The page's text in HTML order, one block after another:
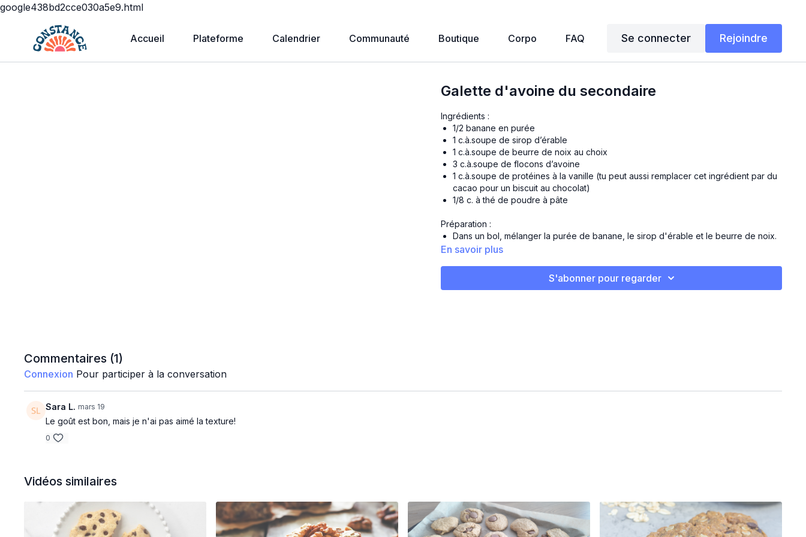
google438bd2cce030a5e9.html
Accueil Plateforme Calendrier Communauté Boutique Corpo FAQ Se connecter Rejoindre
Galette d'avoine du secondaire
Ingrédients :
1/2 banane en purée
1 c.à.soupe de sirop d’érable
1 c.à.soupe de beurre de noix au choix
3 c.à.soupe de flocons d’avoine
1 c.à.soupe de protéines à la vanille (tu peut aussi remplacer cet ingrédient par du
cacao pour un biscuit au chocolat)
1/8 c. à thé de poudre à pâte
Préparation :
Dans un bol, mélanger la purée de banane, le sirop d'érable et le beurre de noix.
Ajouter les flocons d'avoine, la poudre de protéines, la poudre à pâte et mélanger
Optionnellement, ajouter quelques pépites de chocolat.
En savoir plus
S'abonner pour regarder
Commentaires (1)
Connexion Pour participer à la conversation
Sara L. mars 19
Le goût est bon, mais je n'ai pas aimé la texture!
0
Vidéos similaires